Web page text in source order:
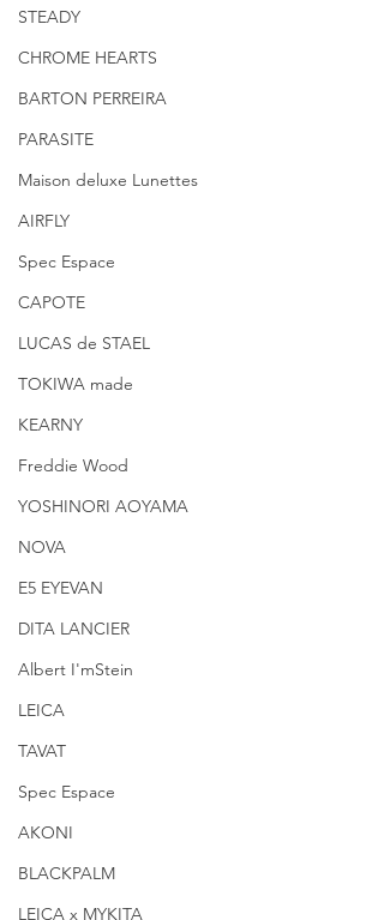
STEADY
CHROME HEARTS
BARTON PERREIRA
PARASITE
Maison deluxe Lunettes
AIRFLY
Spec Espace
CAPOTE
LUCAS de STAEL
TOKIWA made
KEARNY
Freddie Wood
YOSHINORI AOYAMA
NOVA
E5 EYEVAN
DITA LANCIER
Albert I'mStein
LEICA
TAVAT
Spec Espace
AKONI
BLACKPALM
LEICA x MYKITA